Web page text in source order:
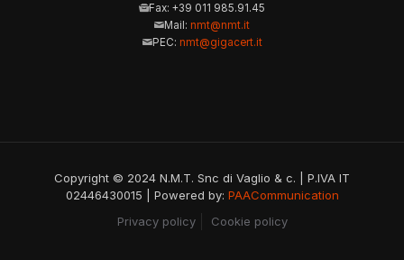
Fax: +39 011 985.91.45
Mail: nmt@nmt.it
PEC: nmt@gigacert.it
Copyright © 2024 N.M.T. Snc di Vaglio & c. | P.IVA IT
02446430015 | Powered by: PAACommunication
Privacy policy
Cookie policy